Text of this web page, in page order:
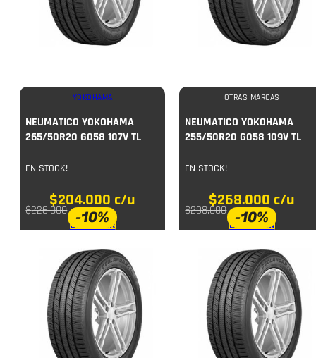
YOKOHAMA
NEUMATICO YOKOHAMA
265/50R20 G058 107V TL
EN STOCK!
$204.000 c/u
$226.000
COMPRAR
OTRAS MARCAS
NEUMATICO YOKOHAMA
255/50R20 G058 109V TL
EN STOCK!
$268.000 c/u
$298.000
COMPRAR
-10% -10%